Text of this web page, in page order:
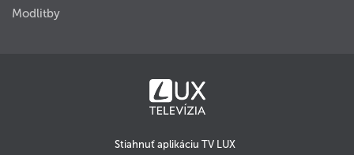
Modlitby
Stiahnuť aplikáciu TV LUX